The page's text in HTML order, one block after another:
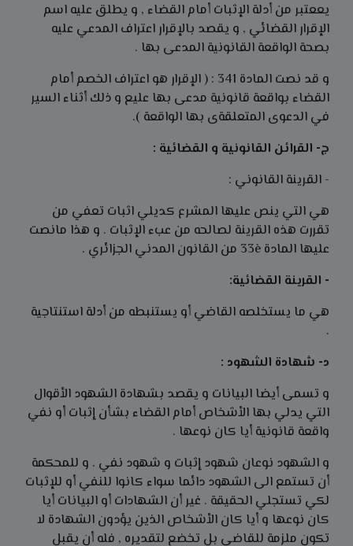
يععتبر من أدلة الإثبات أمام القضاء , و يطلق عليه اسم
الإقرار القضائي , و يقصد بالإقرار اعتراف المدعي عليه
بصحة الواقعة القانونية المدعى بها .
و قد نصت المادة 341 : ( الإقرار هو اعتراف الخصم أمام
القضاء بواقعة قانونية مدعى بها عليع و ذلك أثناء السير
في الدعوى المتعلقةى بها الواقعة ).
ج- القرائن القانونية و القضائية :
- القرينة القانوني :
هي التي ينص عليها المشرع كديلي اثبات تعفي من
تقررت هذه القرينة لصالحه من عبء الإثبات . و هذا مانصت
عليها المادة 33è من القانون المدني الجزائري .
- القرينة القضائية:
هي ما يستخلصه القاضي أو يستنبطه من أدلة استنتاجية
.
د- شهادة الشهود :
و تسمى أيضا البيانات و يقصد بشهادة الشهود الأقوال
التي يدلي بها الأشخاص أمام القضاء بشأن إثبات أو نفي
واقعة قانونية أيا كان نوعها .
و الشهود نوعان شهود إثبات و شهود نفي . و للمحكمة
أن تستمع الى الشهود دائما سواء كانوا للنفي أو للإثبات
لكي تستجلي الحقيقة . غير أن الشهادات أو البيانات أيا
كان نوعها و أيا كان الأشخاص الذين يؤدون الشهادة لا
تكون ملزمة للقاضي بل تخضع لتقديره , فله أن يقبل